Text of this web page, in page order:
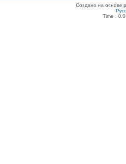
Создано на основе
Time :